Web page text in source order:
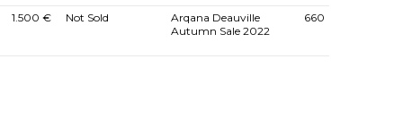
1.500 € Not Sold
Arqana Deauville
Autumn Sale 2022
660